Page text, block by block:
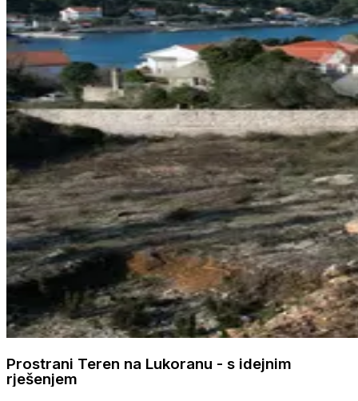
Prostrani Teren na Lukoranu - s idejnim
rješenjem